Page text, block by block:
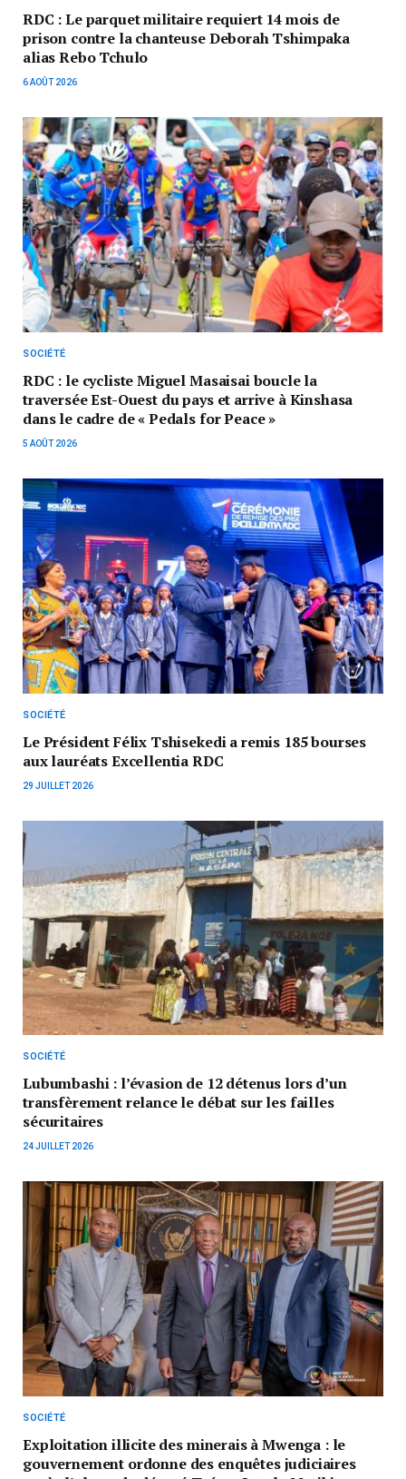
RDC : Le parquet militaire requiert 14 mois de
prison contre la chanteuse Deborah Tshimpaka
alias Rebo Tchulo
6 AOÛT 2026
SOCIÉTÉ
RDC : le cycliste Miguel Masaisai boucle la
traversée Est-Ouest du pays et arrive à Kinshasa
dans le cadre de « Pedals for Peace »
5 AOÛT 2026
SOCIÉTÉ
Le Président Félix Tshisekedi a remis 185 bourses
aux lauréats Excellentia RDC
29 JUILLET 2026
SOCIÉTÉ
Lubumbashi : l’évasion de 12 détenus lors d’un
transfèrement relance le débat sur les failles
sécuritaires
24 JUILLET 2026
SOCIÉTÉ
Exploitation illicite des minerais à Mwenga : le
gouvernement ordonne des enquêtes judiciaires